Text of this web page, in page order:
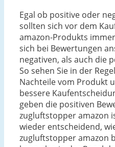
Egal ob positive oder
sollten sich vor dem
amazon-Produkts
sich bei Bewertungen
negativen, als auch die
So sehen Sie in der
Nachteile vom Produkt
bessere
geben die positiven
zugluftstopper amazon
wieder entscheidend,
zugluftstopper amazon